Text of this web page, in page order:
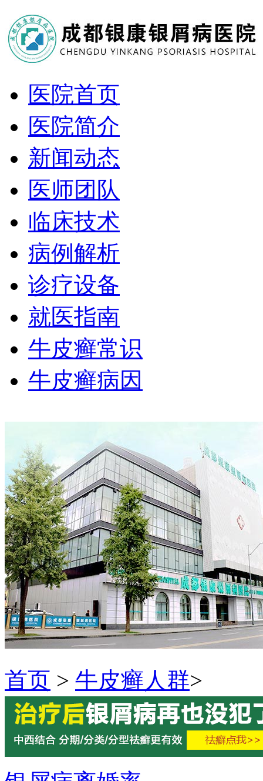
医院首页
医院简介
新闻动态
医师团队
临床技术
病例解析
诊疗设备
就医指南
牛皮癣常识
牛皮癣病因
首页 > 牛皮癣人群>